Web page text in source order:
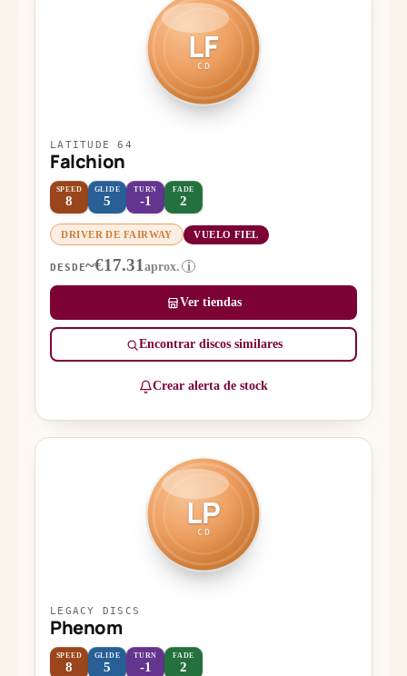
LF
CD
LATITUDE 64
Falchion
SPEED
8
GLIDE
5
TURN
-1
FADE
2
DRIVER DE FAIRWAY VUELO FIEL
DESDE~€17.31aprox. i
Ver tiendas
Encontrar discos similares
Crear alerta de stock
LP
CD
LEGACY DISCS
Phenom
SPEED
8
GLIDE
5
TURN
-1
FADE
2